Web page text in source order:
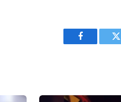
Facebook